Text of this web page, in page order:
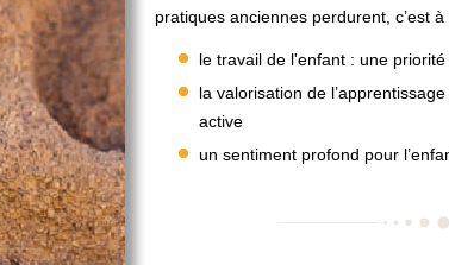
pratiques anciennes perdurent, c’est à
le travail de l'enfant : une
la valorisation de
active
un sentiment profond pour